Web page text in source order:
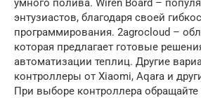
умного полива. Wiren Board –
энтузиастов, благодаря своей
программирования. 2agrocloud –
которая предлагает готовые
автоматизации теплиц. Другие
контроллеры от Xiaomi, Aqara и
При выборе контроллера